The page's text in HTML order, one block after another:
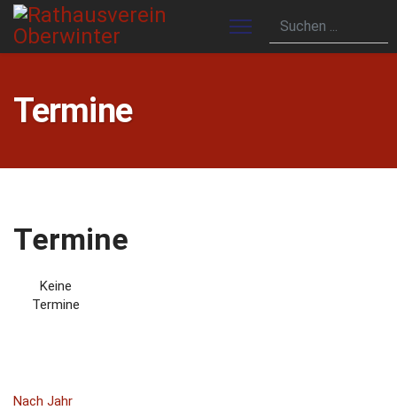
Termine
Termine
Keine
Termine
Nach Jahr